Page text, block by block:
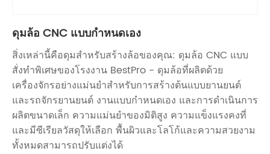
ดุมล้อ CNC แบบกำหนดเอง
สิ่งเหล่านี้คือดุมสำหรับสร้างล้อของคุณ: ดุมล้อ CNC แบบ
สั่งทำพิเศษของโรงงาน BestPro - ดุมล้อที่ผลิตด้วย
เครื่องจักรอย่างแม่นยำสำหรับการสร้างต้นแบบยานยนต์
และรถจักรยานยนต์ งานแบบกำหนดเอง และการดำเนินการ
ผลิตขนาดเล็ก ความแม่นยำของมิติสูง ความแข็งแรงคงที่
และมีซีเรียลวัสดุให้เลือก พื้นผิวและโลโก้และความสวยงาม
ทั้งหมดสามารถปรับแต่งได้